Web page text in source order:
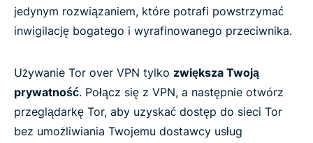
jedynym rozwiązaniem, które potrafi powstrzymać
inwigilację bogatego i wyrafinowanego przeciwnika.
Używanie Tor over VPN tylko zwiększa Twoją
prywatność. Połącz się z VPN, a następnie otwórz
przeglądarkę Tor, aby uzyskać dostęp do sieci Tor
bez umożliwiania Twojemu dostawcy usług